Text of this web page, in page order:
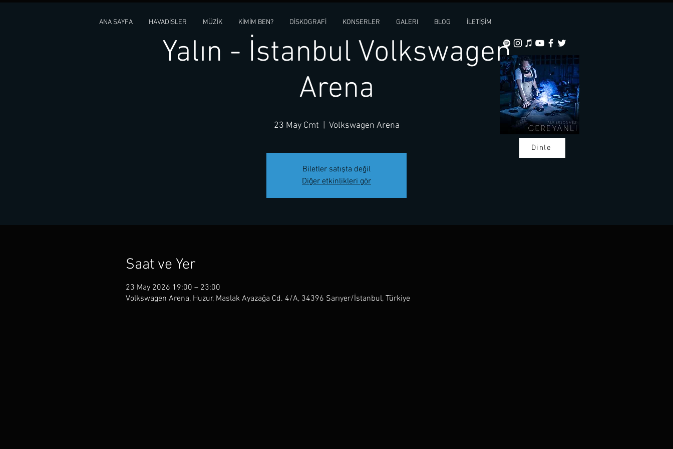
Yalın - İstanbul Volkswagen
Arena
23 May Cmt Volkswagen Arena
Biletler satışta değil
Diğer etkinlikleri gör
Saat ve Yer
23 May 2026 19:00 – 23:00
Volkswagen Arena, Huzur, Maslak Ayazağa Cd. 4/A, 34396 Sarıyer/İstanbul, Türkiye
ANA SAYFA HAVADİSLER MÜZİK KİMİM BEN? DİSKOGRAFİ KONSERLER GALERI BLOG İLETİŞİM
Dinle